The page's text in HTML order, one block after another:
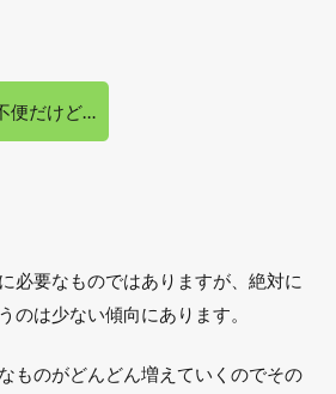
便だけど…
必要なものではありますが、絶対に
のは少ない傾向にあります。
ものがどんどん増えていくのでその